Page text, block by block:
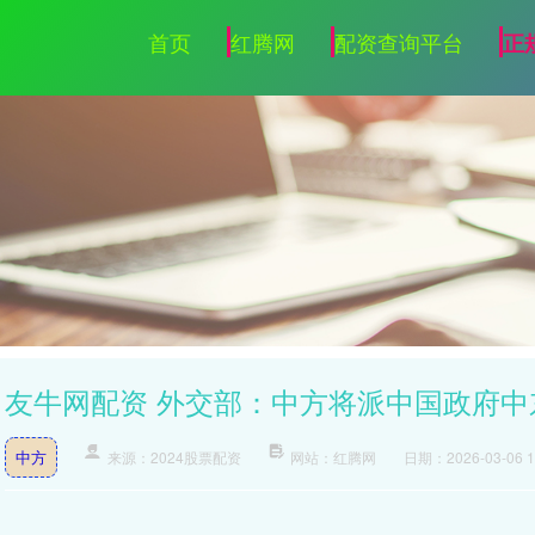
首页 红腾网 配资查询平台 正
友牛网配资 外交部：中方将派中国政府
中方 来源：2024股票配资 网站：红腾网 日期：2026-03-06